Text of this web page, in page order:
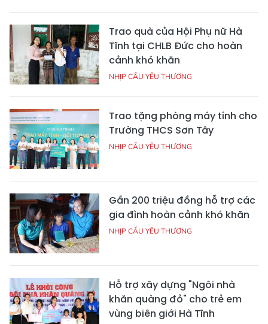
Trao quà của Hội Phụ nữ Hà
Tĩnh tại CHLB Đức cho hoàn
cảnh khó khăn
NHỊP CẦU YÊU THƯƠNG
Trao tặng phòng máy tính cho
Trường THCS Sơn Tây
NHỊP CẦU YÊU THƯƠNG
Gần 200 triệu đồng hỗ trợ các
gia đình hoàn cảnh khó khăn
NHỊP CẦU YÊU THƯƠNG
Hỗ trợ xây dựng "Ngôi nhà
khăn quàng đỏ" cho trẻ em
vùng biên giới Hà Tĩnh